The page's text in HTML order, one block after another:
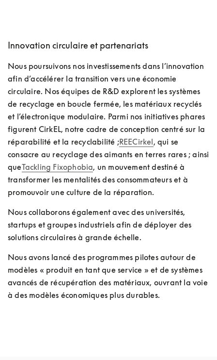
Innovation circulaire et partenariats
Nous poursuivons nos investissements dans l’innovation
afin d’accélérer la transition vers une économie
circulaire. Nos équipes de R&D explorent les systèmes
de recyclage en boucle fermée, les matériaux recyclés
et l’électronique modulaire. Parmi nos initiatives phares
figurent CirkEL, notre cadre de conception centré sur la
réparabilité et la recyclabilité ;REECirkel, qui se
consacre au recyclage des aimants en terres rares ; ainsi
queTackling Fixophobia, un mouvement destiné à
transformer les mentalités des consommateurs et à
promouvoir une culture de la réparation.
Nous collaborons également avec des universités,
startups et groupes industriels afin de déployer des
solutions circulaires à grande échelle.
Nous avons lancé des programmes pilotes autour de
modèles « produit en tant que service » et de systèmes
avancés de récupération des matériaux, ouvrant la voie
à des modèles économiques plus durables.